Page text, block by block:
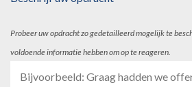
Probeer uw opdracht zo gedetailleerd mogelijk te
voldoende informatie hebben om op te reageren.